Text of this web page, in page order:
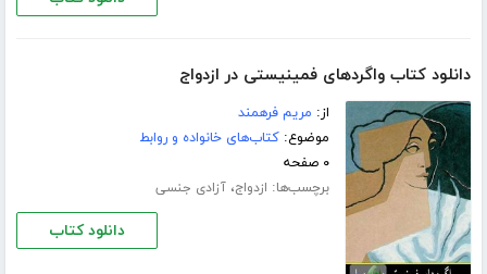
دانلود کتاب واگردهای فمینیستی در ازدواج
از: مریم فرهمند
موضوع:کتاب‌های خانواده و روابط
۰ صفحه
برچسب‌ها: ازدواج،آزادی جنسی
دانلود کتاب